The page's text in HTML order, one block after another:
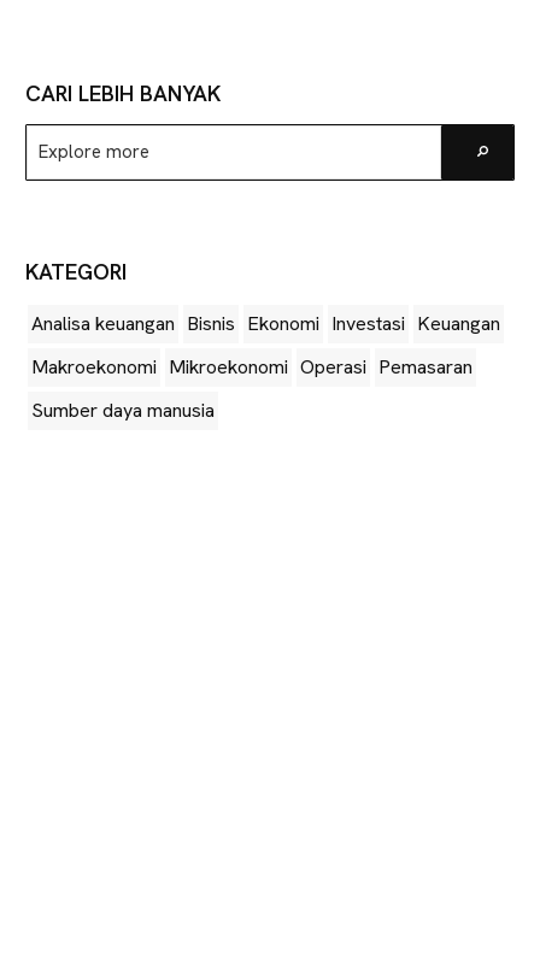
CARI LEBIH BANYAK
Explore
more
KATEGORI
Analisa keuangan Bisnis Ekonomi Investasi Keuangan
Makroekonomi Mikroekonomi Operasi Pemasaran
Sumber daya manusia